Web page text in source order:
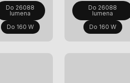
Do 26088
lumena
Do 160 W
Do 26088
lumena
Do 160 W